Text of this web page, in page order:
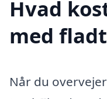
Hvad
med
Når du